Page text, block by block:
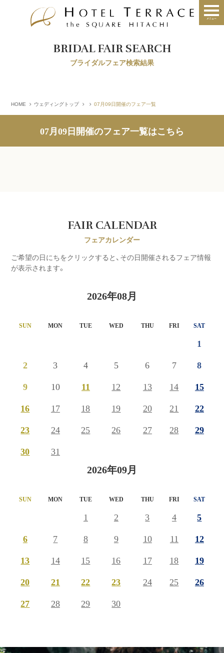
BRIDAL FAIR SEARCH
ブライダルフェア検索結果
HOME ウェディングトップ 07月09日開催のフェア一覧
07月09日開催のフェア一覧はこちら
FAIR CALENDAR
フェアカレンダー
ご希望の日にちをクリックすると、その日開催されるフェア情報
が表示されます。
2026年08月
SUN MON TUE WED THU FRI SAT
1
2
3 4 5 6 7
8
9
10 11 12 13 14
15
16
17 18 19 20 21
22
23
24 25 26 27 28
29
30
31
2026年09月
SUN MON TUE WED THU FRI SAT
1 2 3 4
5
6
7 8 9 10 11
12
13
14 15 16 17 18
19
20
21 22 23 24 25
26
27
28 29 30